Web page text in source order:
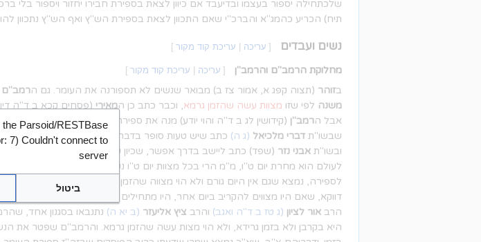
שלכתחילה יספור בעצמו ובדיעבד אם כיוון לצאת בספירת חבירו יחזור ויספור בלי
תיח) הכריע כהמג"א והברכ"י שאם התכוון לצאת בספירת הש"ץ ואף הש"ץ נתכוון
נשים ועבדים [ עריכה עריכת קוד מקור ]
מחלוקת הרמב"ם והרמב"ן [ עריכה עריכת קוד מקור ]
בזוהר (תצוה קפג א, אמור צז ב) מבואר שנשים לא תספורנה את העומר. גם הרמב"ם
משנה לפי שזו מצוות עשה שהזמן גרמא, וכבר כתב כן המאירי (פסחים קכא ב ד"ה
אבל הרמב"ן (קידושין לג ב ד"ה והוי יודע) מנה את ספירת העומר כאחת ממצוות
שבשו"ת דברי מלכיאל (ג ה) כתב שיש טעות סופר בדברי הרמב"ן.
ובשו"ת אבני נזר (שפד) כתב ליישב בדרך אפשר, שכיון שלא תלתה התורה בזמן
לעולם הוא מחרת יום ט"ו, מ"מ הרי בכל מצוות יום ט"ו נשים חייבות, וא"כ אי
לספירה, נמצא שגם אין היום גורם ולא הוי מצווה שהזמן גרמא. סברה כעין זו כתב גם
דווקא, שאם היו מצווים להקריב ביום אחר, היו מתחילים למנות מאותו יום שהקריבו.
הרב אור לציון (ג טז ב ד"ה ואגב) והרב ציץ אליעזר (ב יא ה) נתנבאו בסגנון אחד,
היא בקרבן ולא בזמן גרידא, ולא הוי מצות עשה שהזמן גרמא. והרמב"ם שפטר את
Parsoid/RESTBase
7) Couldn't connect to
server
ביטול